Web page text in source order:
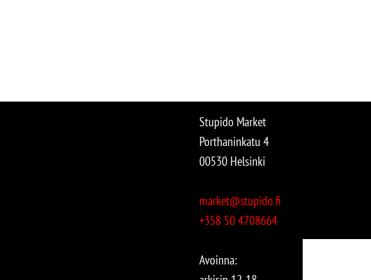
Stupido Market
Porthaninkatu 4
00530 Helsinki
market@stupido.fi
+358 50 4708664
Avoinna: